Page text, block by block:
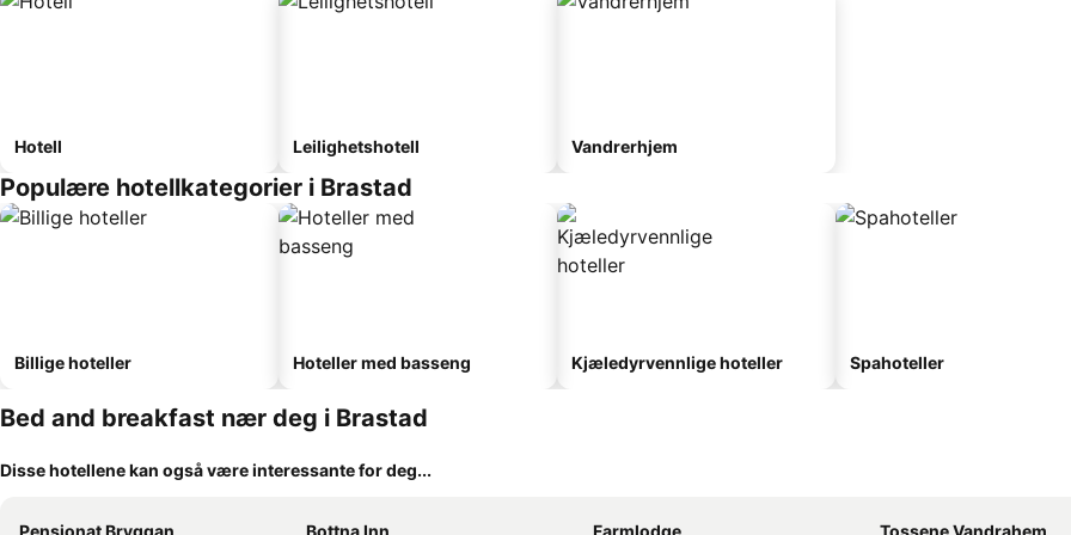
Hotell Leilighetshotell Vandrerhjem
Populære hotellkategorier i Brastad
Billige hoteller Hoteller med basseng Kjæledyrvennlige hoteller Spahoteller
Bed and breakfast nær deg i Brastad
Disse hotellene kan også være interessante for deg...
Pensionat Bryggan Bottna Inn Farmlodge Tossene Vandrahem